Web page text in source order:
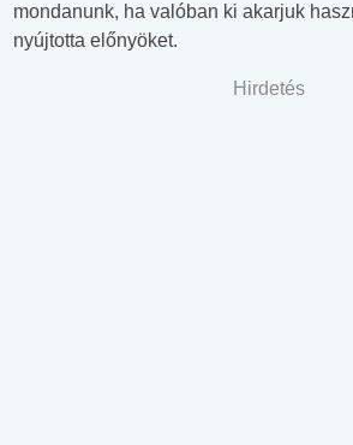
mondanunk, ha valóban ki akarjuk
nyújtotta előnyöket.
Hirdetés